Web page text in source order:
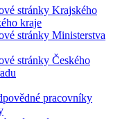
stránky Krajského
kraje
stránky Ministerstva
stránky Českého
pracovníky